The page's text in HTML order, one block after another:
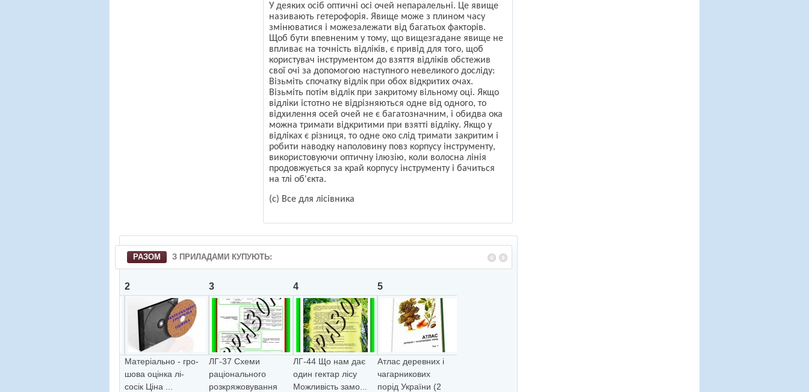
У деяких осіб оптичні осі очей непаралельні. Це явище
називають гетерофорія. Явище може з плином часу
змінюватися і можезалежати від багатьох факторів.
Щоб бути впевненим у тому, що вищезгадане явище не
впливає на точність відліків, є привід для того, щоб
користувач інструментом до взяття відліків обстежив
свої очі за допомогою наступного невеликогодосліду:
Візьміть спочатку відлік при обох відкритих очах.
Візьміть потім відлік при закритому вільному оці. Якщо
відліки істотно не відрізняються одне від одного, то
відхилення осей очей не є багатозначним, і обидва ока
можна тримати відкритими при взятті відліку. Якщоу
відліках є різниця, то одне око слід тримати закритим і
робити наводку наполовину повз корпусу інструменту,
використовуючи оптичну ілюзію, коли волосна лінія
продовжується за край корпусу інструменту і бачиться
на тлі об'єкта.
(с) Все для лісівника
РАЗОМ З ПРИЛАДАМИ КУПУЮТЬ:
2
Матеріально - гро-
шова оцінка лі-
сосік Ціна ...
3
ЛГ-37 Схеми
рацiонального
розкряжовування
4
ЛГ-44 Що нам дає
один гектар лiсу
Можливiсть замо...
5
Атлас деревних і
чагарникових
порід України (2